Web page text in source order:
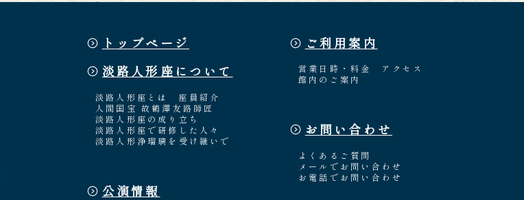
トップページ
淡路人形座について
淡路人形座とは
座員紹介
人間国宝 故鶴澤友路師匠
淡路人形座の成り立ち
淡路人形座で研修した人々
淡路人形浄瑠璃を受け継いで
公演情報
ご利用案内
営業日時・料金
アクセス
館内のご案内
お問い合わせ
よくあるご質問
メールでお問い合わせ
お電話でお問い合わせ